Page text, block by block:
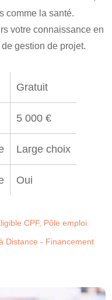
comme la santé.
votre connaissance en
gestion de projet.
Gratuit
5 000 €
Large choix
Oui
CPF, Pôle emploi
Distance - Financement